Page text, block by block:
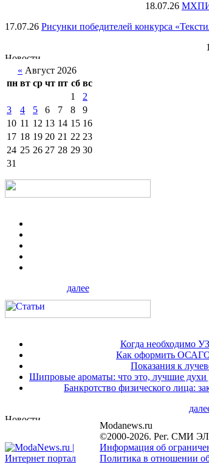
18.07.26 МХПИ
17.07.26 Рисунки победителей конкурса
« Август 2026
пн вт ср чт пт сб вс
1
2
3
4 5 6 7 8
9
10 11 12 13 14 15 16
17 18 19 20 21 22 23
24 25 26 27 28 29 30
31
далее
Когда необходимо
Как оформить ОСАГО
Показания к
Шипровые ароматы: что это, лучшие
Банкротство физического лица:
Modanews.ru
©2000-2026. Рег. СМИ
Информация об
Политика в отношении